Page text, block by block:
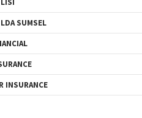
SUMSEL
INSURANCE